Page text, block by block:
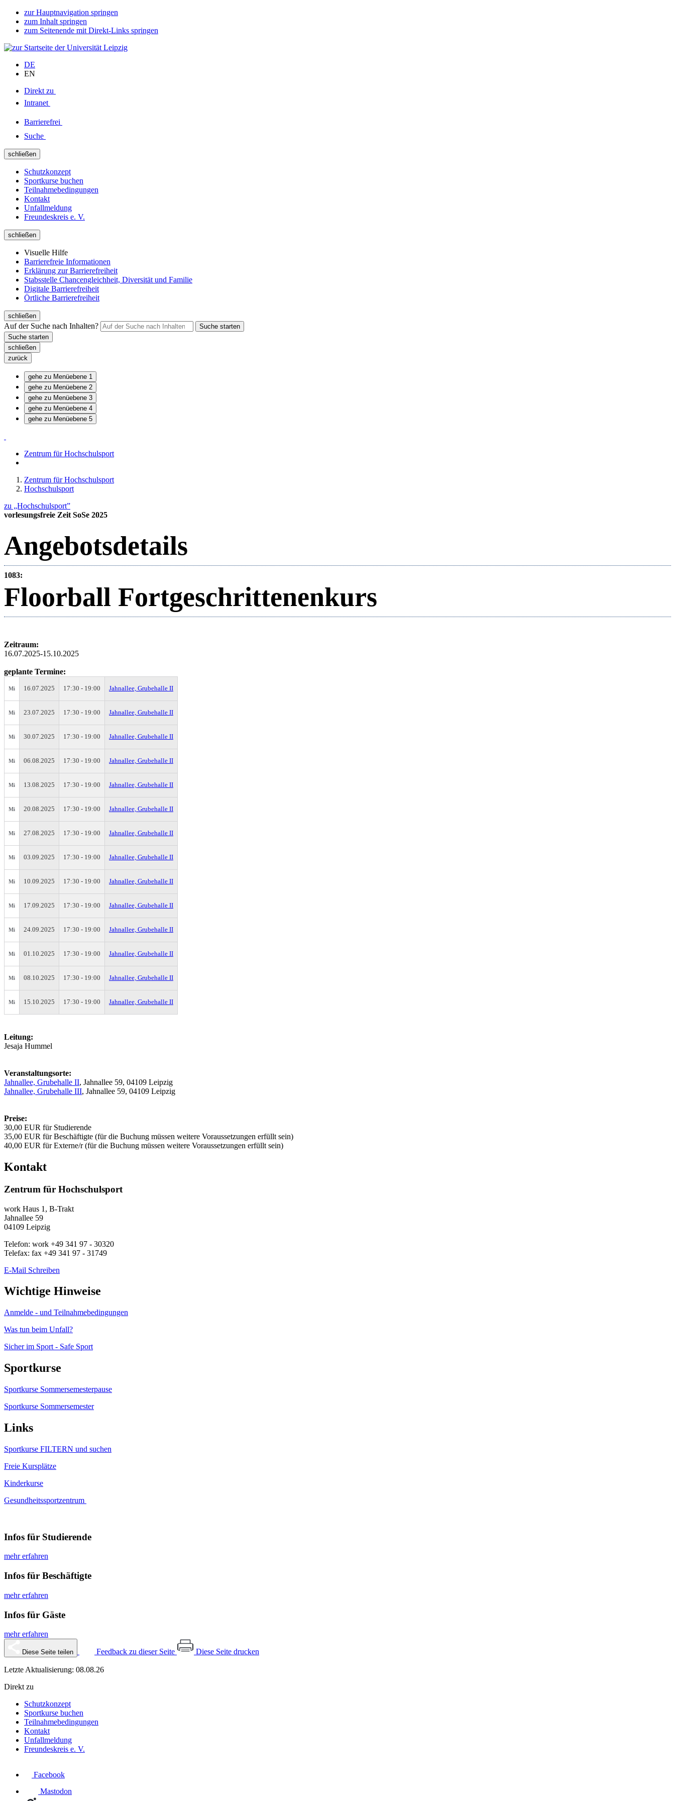
zur Hauptnavigation springen
zum Inhalt springen
zum Seitenende mit Direkt-Links springen
DE
EN
Direkt zu
Intranet
Barrierefrei
Suche
schließen
Schutzkonzept
Sportkurse buchen
Teilnahmebedingungen
Kontakt
Unfallmeldung
Freundeskreis e. V.
schließen
Visuelle Hilfe
Barrierefreie Informationen
Erklärung zur Barrierefreiheit
Stabsstelle Chancengleichheit, Diversität und Familie
Digitale Barrierefreiheit
Örtliche Barrierefreiheit
schließen
Auf der Suche nach Inhalten?
schließen
zurück
gehe zu Menüebene 1
gehe zu Menüebene 2
gehe zu Menüebene 3
gehe zu Menüebene 4
gehe zu Menüebene 5
Zentrum für Hochschulsport
Zentrum für Hochschulsport
Hochschulsport
zu „Hochschulsport”
vorlesungsfreie Zeit SoSe 2025
Angebotsdetails
1083:
Floorball Fortgeschrittenenkurs
Zeitraum:
16.07.2025-15.10.2025
geplante Termine:
Mi 16.07.2025 17:30 - 19:00 Jahnallee, Grubehalle II
Mi 23.07.2025 17:30 - 19:00 Jahnallee, Grubehalle II
Mi 30.07.2025 17:30 - 19:00 Jahnallee, Grubehalle II
Mi 06.08.2025 17:30 - 19:00 Jahnallee, Grubehalle II
Mi 13.08.2025 17:30 - 19:00 Jahnallee, Grubehalle II
Mi 20.08.2025 17:30 - 19:00 Jahnallee, Grubehalle II
Mi 27.08.2025 17:30 - 19:00 Jahnallee, Grubehalle II
Mi 03.09.2025 17:30 - 19:00 Jahnallee, Grubehalle II
Mi 10.09.2025 17:30 - 19:00 Jahnallee, Grubehalle II
Mi 17.09.2025 17:30 - 19:00 Jahnallee, Grubehalle II
Mi 24.09.2025 17:30 - 19:00 Jahnallee, Grubehalle II
Mi 01.10.2025 17:30 - 19:00 Jahnallee, Grubehalle II
Mi 08.10.2025 17:30 - 19:00 Jahnallee, Grubehalle II
Mi 15.10.2025 17:30 - 19:00 Jahnallee, Grubehalle II
Leitung:
Jesaja Hummel
Veranstaltungsorte:
Jahnallee, Grubehalle II, Jahnallee 59, 04109 Leipzig
Jahnallee, Grubehalle III, Jahnallee 59, 04109 Leipzig
Preise:
30,00 EUR für Studierende
35,00 EUR für Beschäftigte (für die Buchung müssen weitere Voraussetzungen erfüllt sein)
40,00 EUR für Externe/r (für die Buchung müssen weitere Voraussetzungen erfüllt sein)
Kontakt
Zentrum für Hochschulsport
work Haus 1, B-Trakt
Jahnallee 59
04109 Leipzig
Telefon: work +49 341 97 - 30320
Telefax: fax +49 341 97 - 31749
E-Mail Schreiben
Wichtige Hinweise
Anmelde - und Teilnahmebedingungen
Was tun beim Unfall?
Sicher im Sport - Safe Sport
Sportkurse
Sportkurse Sommersemesterpause
Sportkurse Sommersemester
Links
Sportkurse FILTERN und suchen
Freie Kursplätze
Kinderkurse
Gesundheitssportzentrum
Infos für Studierende
mehr erfahren
Infos für Beschäftigte
mehr erfahren
Infos für Gäste
mehr erfahren
Diese Seite teilen Feedback zu dieser Seite Diese Seite drucken
Letzte Aktualisierung: 08.08.26
Direkt zu
Schutzkonzept
Sportkurse buchen
Teilnahmebedingungen
Kontakt
Unfallmeldung
Freundeskreis e. V.
Facebook
Mastodon